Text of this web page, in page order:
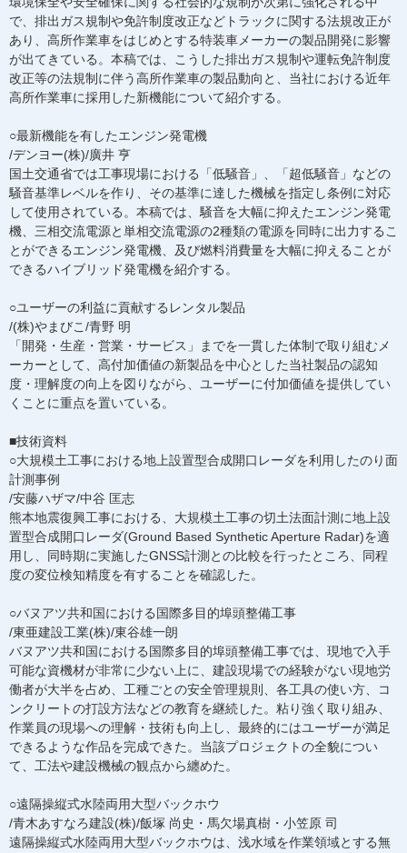
で、排出ガス規制や免許制度改正などトラックに関する法規改正が
あり、高所作業車をはじめとする特装車メーカーの製品開発に影響
が出てきている。本稿では、こうした排出ガス規制や運転免許制度
改正等の法規制に伴う高所作業車の製品動向と、当社における近年
高所作業車に採用した新機能について紹介する。
○最新機能を有したエンジン発電機
/デンヨー(株)/廣井 亨
国土交通省では工事現場における「低騒音」、「超低騒音」などの
騒音基準レベルを作り、その基準に達した機械を指定し条例に対応
して使用されている。本稿では、騒音を大幅に抑えたエンジン発電
機、三相交流電源と単相交流電源の2種類の電源を同時に出力するこ
とができるエンジン発電機、及び燃料消費量を大幅に抑えることが
できるハイブリッド発電機を紹介する。
○ユーザーの利益に貢献するレンタル製品
/(株)やまびこ/青野 明
「開発・生産・営業・サービス」までを一貫した体制で取り組むメ
ーカーとして、高付加価値の新製品を中心とした当社製品の認知
度・理解度の向上を図りながら、ユーザーに付加価値を提供してい
くことに重点を置いている。
■技術資料
○大規模土工事における地上設置型合成開口レーダを利用したのり面
計測事例
/安藤ハザマ/中谷 匡志
熊本地震復興工事における、大規模土工事の切土法面計測に地上設
置型合成開口レーダ(Ground Based Synthetic Aperture Radar)を適
用し、同時期に実施したGNSS計測との比較を行ったところ、同程
度の変位検知精度を有することを確認した。
○バヌアツ共和国における国際多目的埠頭整備工事
/東亜建設工業(株)/東谷雄一朗
バヌアツ共和国における国際多目的埠頭整備工事では、現地で入手
可能な資機材が非常に少ない上に、建設現場での経験がない現地労
働者が大半を占め、工種ごとの安全管理規則、各工具の使い方、コ
ンクリートの打設方法などの教育を継続した。粘り強く取り組み、
作業員の現場への理解・技術も向上し、最終的にはユーザーが満足
できるような作品を完成できた。当該プロジェクトの全貌につい
て、工法や建設機械の観点から纏めた。
○遠隔操縦式水陸両用大型バックホウ
/青木あすなろ建設(株)/飯塚 尚史・馬欠場真樹・小笠原 司
遠隔操縦式水陸両用大型バックホウは、浅水域を作業領域とする無